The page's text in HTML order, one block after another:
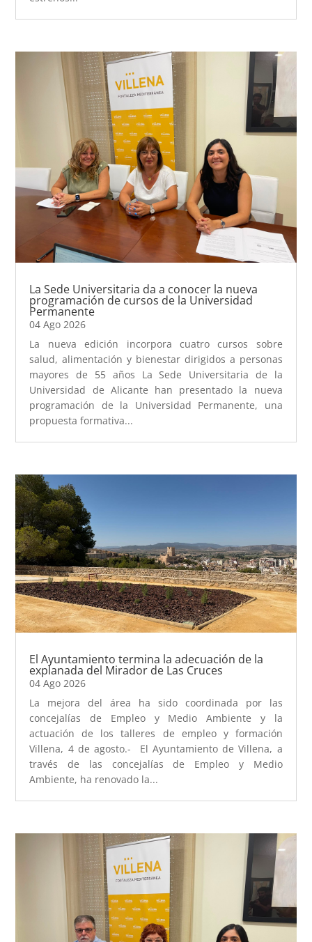
La Sede Universitaria da a conocer la nueva
programación de cursos de la Universidad
Permanente
04 Ago 2026
La nueva edición incorpora cuatro cursos sobre
salud, alimentación y bienestar dirigidos a personas
mayores de 55 años La Sede Universitaria de la
Universidad de Alicante han presentado la nueva
programación de la Universidad Permanente, una
propuesta formativa...
El Ayuntamiento termina la adecuación de la
explanada del Mirador de Las Cruces
04 Ago 2026
La mejora del área ha sido coordinada por las
concejalías de Empleo y Medio Ambiente y la
actuación de los talleres de empleo y formación
Villena, 4 de agosto.- El Ayuntamiento de Villena, a
través de las concejalías de Empleo y Medio
Ambiente, ha renovado la...